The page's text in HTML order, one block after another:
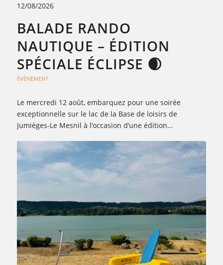
12/08/2026
BALADE RANDO
NAUTIQUE – ÉDITION
SPÉCIALE ÉCLIPSE 🌒
ÉVÈNEMENT
Le mercredi 12 août, embarquez pour une soirée
exceptionnelle sur le lac de la Base de loisirs de
Jumièges-Le Mesnil à l’occasion d’une édition…